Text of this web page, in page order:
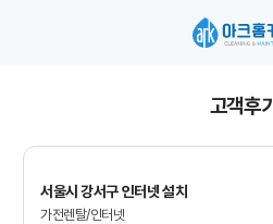
고객후기
서울시 강서구 인터넷 설치
가전렌탈/인터넷